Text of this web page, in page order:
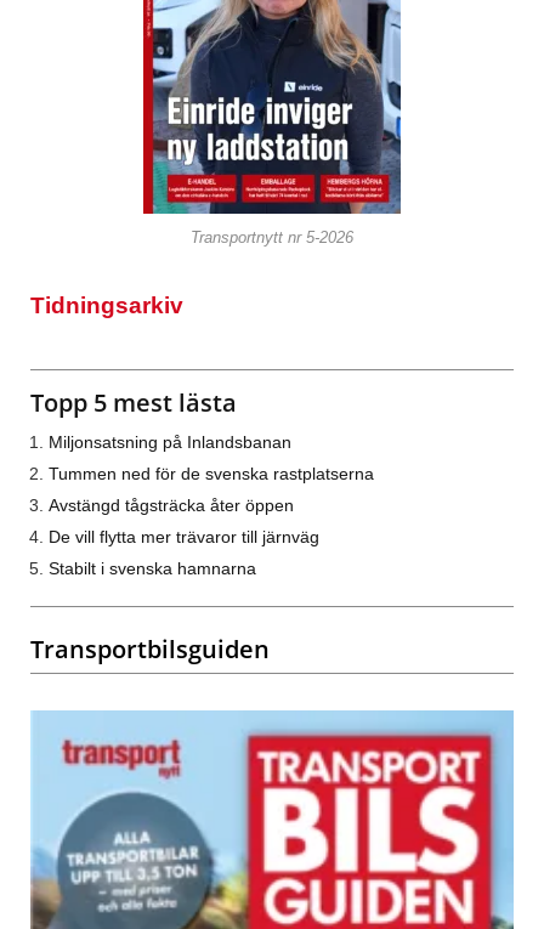
Transportnytt nr 5-2026
Tidningsarkiv
Topp 5 mest lästa
Miljonsatsning på Inlandsbanan
Tummen ned för de svenska rastplatserna
Avstängd tågsträcka åter öppen
De vill flytta mer trävaror till järnväg
Stabilt i svenska hamnarna
Transportbilsguiden